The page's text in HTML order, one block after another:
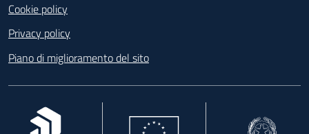
Cookie policy
Privacy policy
Piano di miglioramento del sito
, apre in una nuova scheda